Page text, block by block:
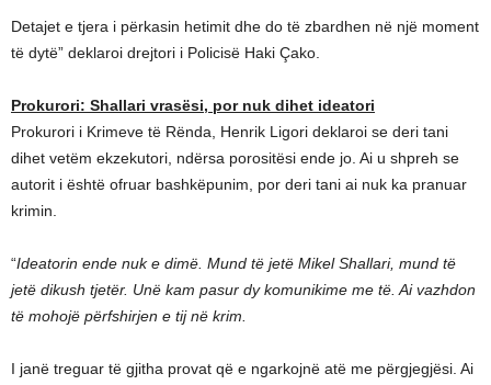
Detajet e tjera i përkasin hetimit dhe do të zbardhen në një moment
të dytë” deklaroi drejtori i Policisë Haki Çako.
Prokurori: Shallari vrasësi, por nuk dihet ideatori
Prokurori i Krimeve të Rënda, Henrik Ligori deklaroi se deri tani
dihet vetëm ekzekutori, ndërsa porositësi ende jo. Ai u shpreh se
autorit i është ofruar bashkëpunim, por deri tani ai nuk ka pranuar
krimin.
“Ideatorin ende nuk e dimë. Mund të jetë Mikel Shallari, mund të
jetë dikush tjetër. Unë kam pasur dy komunikime me të. Ai vazhdon
të mohojë përfshirjen e tij në krim.
I janë treguar të gjitha provat që e ngarkojnë atë me përgjegjësi. Ai